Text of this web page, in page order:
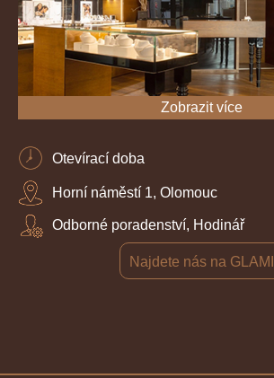
Zobrazit více
Otevírací doba
Horní náměstí 1, Olomouc
Odborné poradenství, Hodinář
Najdete nás na GLAMI